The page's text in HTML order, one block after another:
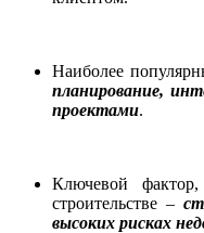
Наиболее
планирование,
проектами.
Ключевой
строительстве –
высоких рисках